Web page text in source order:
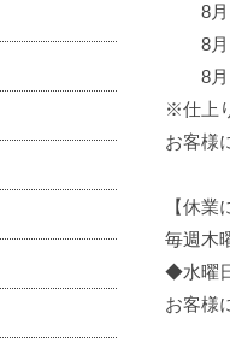
8月
8月
8月
※仕上
お客様
【休
毎週木
◆水曜
お客様